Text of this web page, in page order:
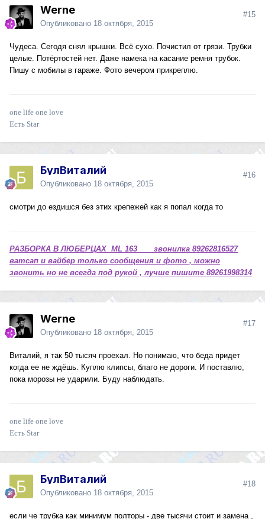
Werne
Опубликовано 18 октября, 2015
#15
Чудеса. Сегодя снял крышки. Всё сухо. Почистил от грязи. Трубки
целые. Потёртостей нет. Даже намека на касание ремня трубок.
Пишу с мобилы в гараже. Фото вечером прикреплю.
one life one love
Есть Star
БулВиталий
Опубликовано 18 октября, 2015
#16
смотри до ездишся без этих крепежей как я попал когда то
РАЗБОРКА В ЛЮБЕРЦАХ ML 163 звонилка 89262816527
ватсап и вайбер только сообщения и фото , можно
звонить но не всегда под рукой , лучше пишите 89261998314
Werne
Опубликовано 18 октября, 2015
#17
Виталий, я так 50 тысяч проехал. Но понимаю, что беда придет
когда ее не ждёшь. Куплю клипсы, благо не дороги. И поставлю,
пока морозы не ударили. Буду наблюдать.
one life one love
Есть Star
БулВиталий
Опубликовано 18 октября, 2015
#18
если че трубка как минимум полторы - две тысячи стоит и замена ,